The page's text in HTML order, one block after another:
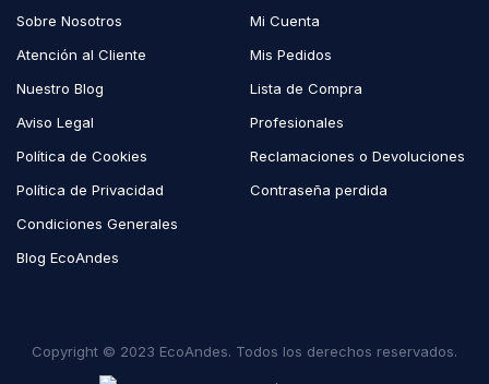
Sobre Nosotros
Atención al Cliente
Nuestro Blog
Aviso Legal
Política de Cookies
Política de Privacidad
Condiciones Generales
Blog EcoAndes
Mi Cuenta
Mis Pedidos
Lista de Compra
Profesionales
Reclamaciones o Devoluciones
Contraseña perdida
Copyright © 2023 EcoAndes. Todos los derechos reservados.